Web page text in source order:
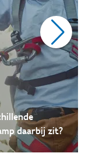
daarbij zit?